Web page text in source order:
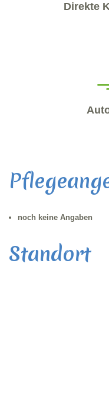
Direkte
noch keine Angaben
Standort